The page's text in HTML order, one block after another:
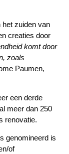
het zuiden van
creaties door
komt door
zoals
Paumen,
een derde
meer dan 250
renovatie.
genomineerd is
of